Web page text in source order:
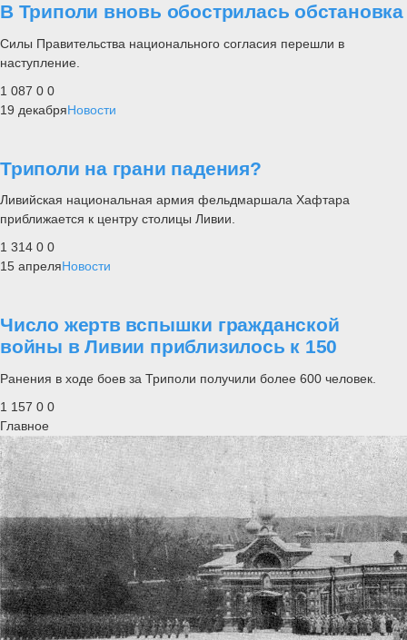
В Триполи вновь обострилась обстановка
Силы Правительства национального согласия перешли в
наступление.
1 087 0 0
19 декабряНовости
Триполи на грани падения?
Ливийская национальная армия фельдмаршала Хафтара
приближается к центру столицы Ливии.
1 314 0 0
15 апреляНовости
Число жертв вспышки гражданской
войны в Ливии приблизилось к 150
Ранения в ходе боев за Триполи получили более 600 человек.
1 157 0 0
Главное